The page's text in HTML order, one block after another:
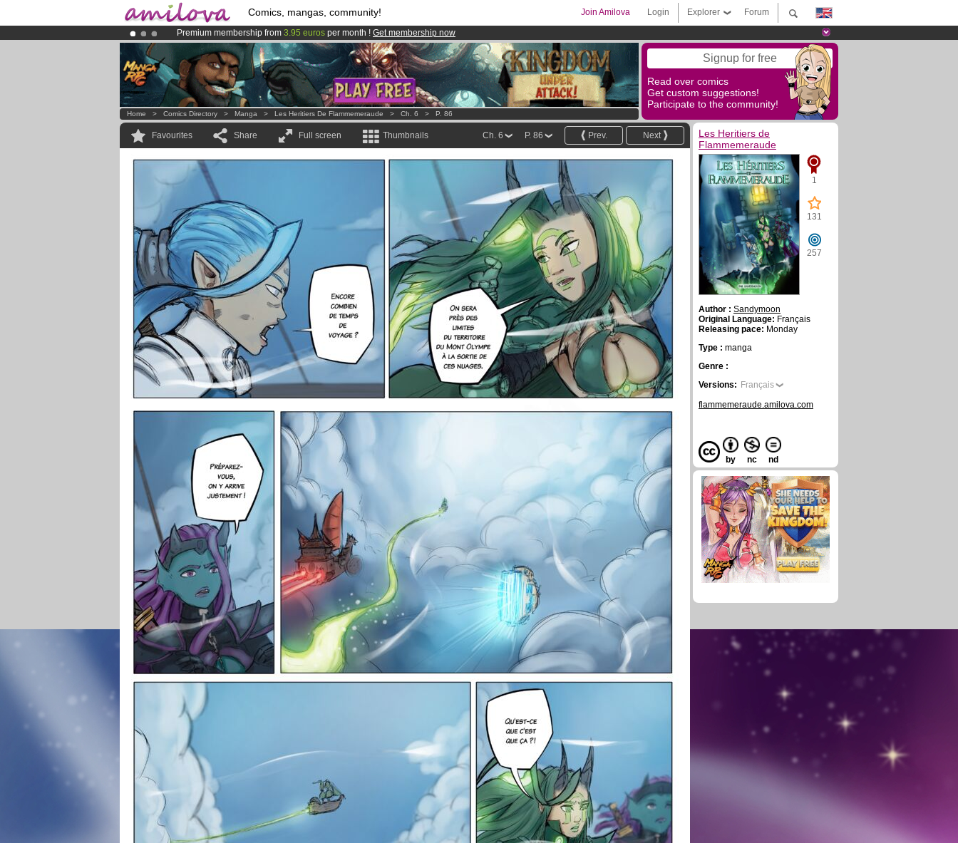
Comics, mangas, community! Forum
Explorer
Login
Join Amilova
Premium membership from 3.95 euros per month ! Get membership now
AmilovaKickstarter is now LIVE!.
Already 100000 membersand 1000 comics & mangas!. Signup for free
Read over comics
Get custom suggestions!
Participate to the community!
Home > Comics Directory > Manga > Les Heritiers De Flammemeraude > Ch. 6 > P. 86
Favourites Share Full screen Thumbnails Next
Prev.
P. 86
Ch. 6
Les Heritiers de
Flammemeraude
1
131
257
Author : Sandymoon
Original Language: Français
Releasing pace: Monday
Type : manga
Genre :
Versions: Français
flammemeraude.amilova.com
by nc nd